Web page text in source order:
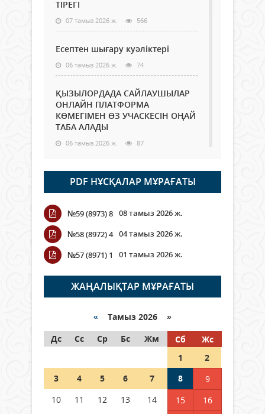
ТІРЕГІ
07 тамыз 2026 ж. 566
Есептен шығару куәліктері
06 тамыз 2026 ж. 74
ҚЫЗЫЛОРДАДА САЙЛАУШЫЛАР
ОНЛАЙН ПЛАТФОРМА
КӨМЕГІМЕН ӨЗ УЧАСКЕСІН ОҢАЙ
ТАБА АЛАДЫ
06 тамыз 2026 ж. 87
Open Air: Қызылорда облысы
полиция департаменті 20
мыңнан астам көрерменнің
қауіпсіздігін қамтамасыз етті
06 тамыз 2026 ж.
Wi-Fi ҚАБЫРҒА АРҚЫЛЫ ҚАЛАЙ
ӨТЕДІ?
06 тамыз 2026 ж. 265
граждане Казахстана,
05 тамыз 2026 ж. 146
Шетелде жүрген Қазақстан
азаматтары қалай дауыс бере
PDF НҰСҚАЛАР МҰРАҒАТЫ
№59 (8973) 8 08 тамыз 2026 ж.
№58 (8972) 4 04 тамыз 2026 ж.
№57 (8971) 1
01 тамыз 2026 ж.
ЖАҢАЛЫҚТАР МҰРАҒАТЫ
« Тамыз 2026 »
Дс
Сс Ср Бс Жм Сб
Жс
1
2
3
4 5 6 7 8
9
10
11 12 13 14 15
16